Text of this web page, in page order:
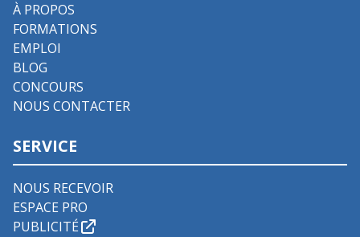
À PROPOS
FORMATIONS
EMPLOI
BLOG
CONCOURS
NOUS CONTACTER
SERVICE
NOUS RECEVOIR
ESPACE PRO
PUBLICITÉ